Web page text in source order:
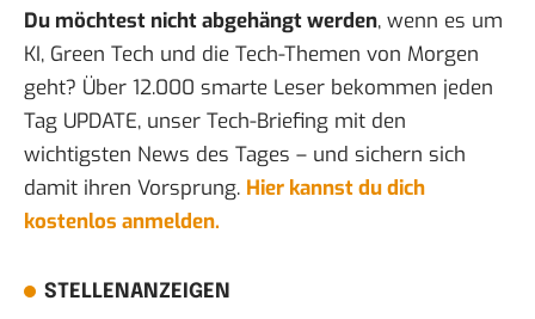
Du möchtest nicht abgehängt werden, wenn es um
KI, Green Tech und die Tech-Themen von Morgen
geht? Über 12.000 smarte Leser bekommen jeden
Tag UPDATE, unser Tech-Briefing mit den
wichtigsten News des Tages – und sichern sich
damit ihren Vorsprung. Hier kannst du dich
kostenlos anmelden.
STELLENANZEIGEN